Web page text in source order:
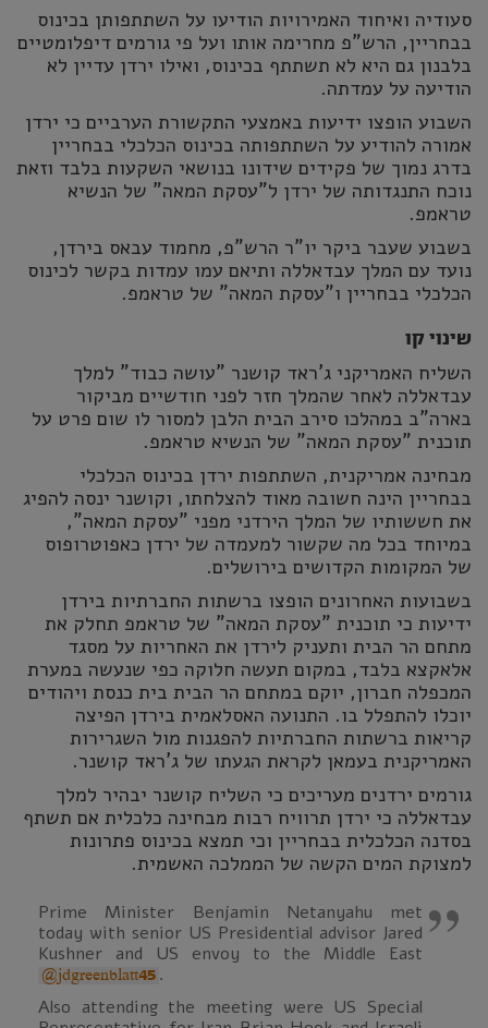
סעודיה ואיחוד האמירויות הודיעו על השתתפותן בכינוס
בבחריין, הרש"פ מחרימה אותו ועל פי גורמים דיפלומטיים
בלבנון גם היא לא תשתתף בכינוס, ואילו ירדן עדיין לא
הודיעה על עמדתה.
השבוע הופצו ידיעות באמצעי התקשורת הערביים כי ירדן
אמורה להודיע על השתתפותה בכינוס הכלכלי בבחריין
בדרג נמוך של פקידים שידונו בנושאי השקעות בלבד וזאת
נוכח התנגדותה של ירדן ל"עסקת המאה" של הנשיא
טראמפ.
בשבוע שעבר ביקר יו"ר הרש"פ, מחמוד עבאס בירדן,
נועד עם המלך עבדאללה ותיאם עמו עמדות בקשר לכינוס
הכלכלי בבחריין ו"עסקת המאה" של טראמפ.
שינוי קו
השליח האמריקני ג'ראד קושנר "עושה כבוד" למלך
עבדאללה לאחר שהמלך חזר לפני חודשיים מביקור
בארה"ב במהלכו סירב הבית הלבן למסור לו שום פרט על
תוכנית "עסקת המאה" של הנשיא טראמפ.
מבחינה אמריקנית, השתתפות ירדן בכינוס הכלכלי
בבחריין הינה חשובה מאוד להצלחתו, וקושנר ינסה להפיג
את חששותיו של המלך הירדני מפני "עסקת המאה",
במיוחד בכל מה שקשור למעמדה של ירדן כאפוטרופוס
של המקומות הקדושים בירושלים.
בשבועות האחרונים הופצו ברשתות החברתיות בירדן
ידיעות כי תוכנית "עסקת המאה" של טראמפ תחלק את
מתחם הר הבית ותעניק לירדן את האחריות על מסגד
אלאקצא בלבד, במקום תעשה חלוקה כפי שנעשה במערת
המכפלה חברון, יוקם במתחם הר הבית בית כנסת ויהודים
יוכלו להתפלל בו. התנועה האסלאמית בירדן הפיצה
קריאות ברשתות החברתיות להפגנות מול השגרירות
האמריקנית בעמאן לקראת הגעתו של ג'ראד קושנר.
גורמים ירדנים מעריכים כי השליח קושנר יבהיר למלך
עבדאללה כי ירדן תרוויח רבות מבחינה כלכלית אם תשתף
בסדנה הכלכלית בבחריין וכי תמצא בכינוס פתרונות
למצוקת המים הקשה של הממלכה האשמית.
Prime Minister Benjamin Netanyahu met
today with senior US Presidential advisor Jared
Kushner and US envoy to the Middle East
@jdgreenblatt45 .
Also attending the meeting were US Special